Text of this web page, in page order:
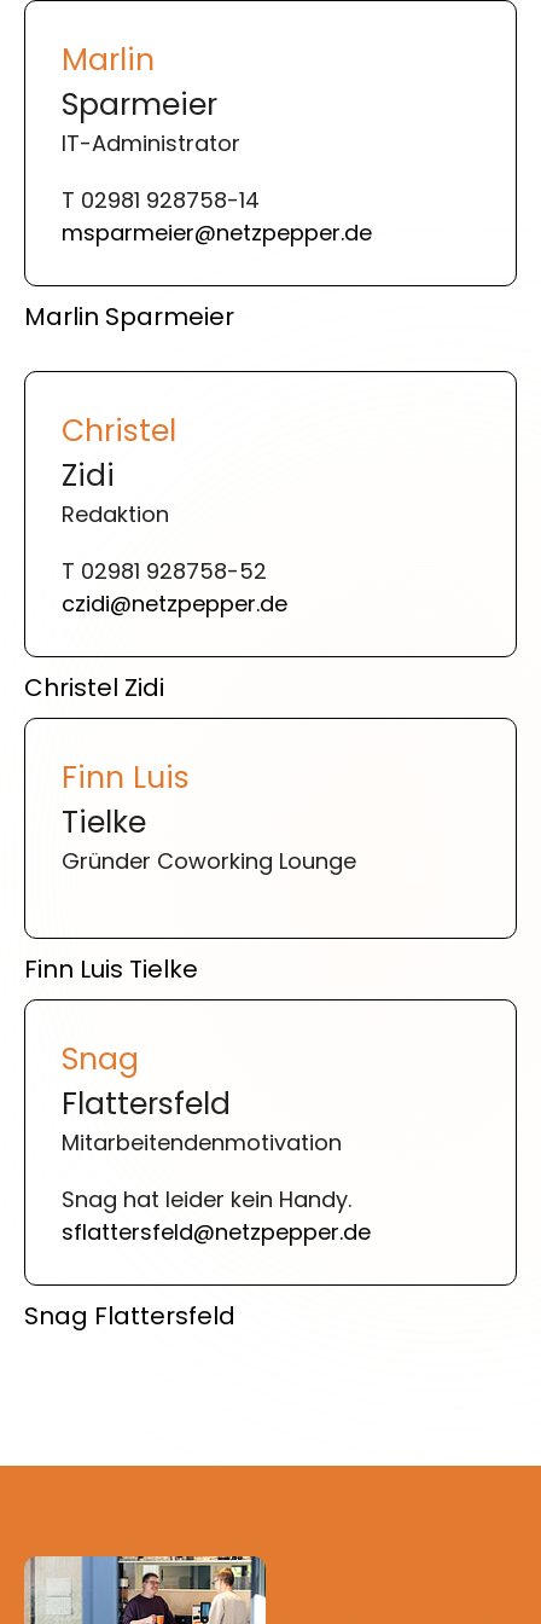
Marlin
Sparmeier
IT-Administrator
T 02981 928758-14
msparmeier@netzpepper.de
Marlin Sparmeier
Christel
Zidi
Redaktion
T 02981 928758-52
czidi@netzpepper.de
Christel Zidi
Finn Luis
Tielke
Gründer Coworking Lounge
Finn Luis Tielke
Snag
Flattersfeld
Mitarbeitendenmotivation
Snag hat leider kein Handy.
sflattersfeld@netzpepper.de
Snag Flattersfeld